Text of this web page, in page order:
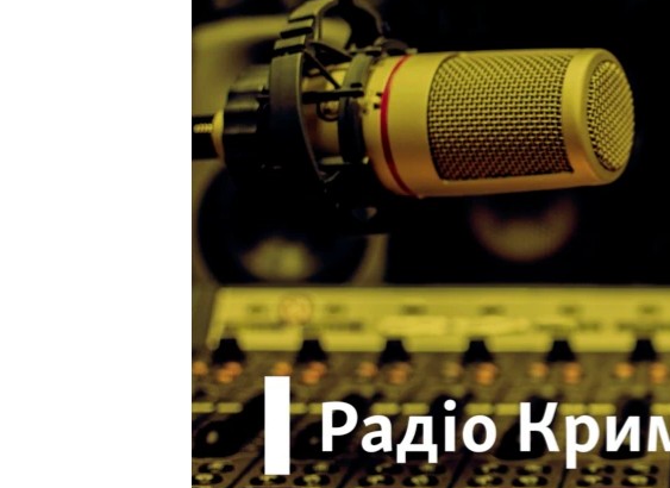
УКРАЇНСЬКА ПРОБЛЕМА КРИМУ